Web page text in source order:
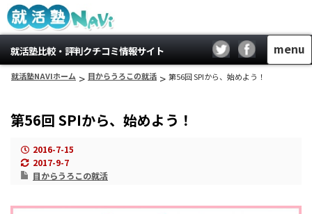
就活塾比較・評判クチコミ情報サイト menu
就活塾NAVIホーム > 目からうろこの就活 > 第56回 SPIから、始めよう！
第56回 SPIから、始めよう！
2016-7-15
2017-9-7
目からうろこの就活